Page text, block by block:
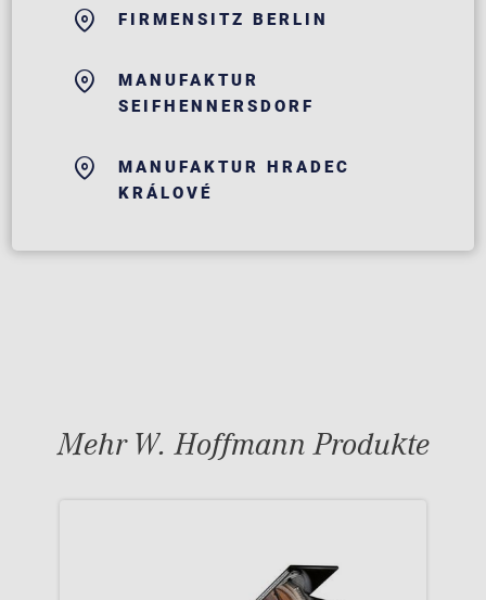
FIRMENSITZ BERLIN
MANUFAKTUR
SEIFHENNERSDORF
MANUFAKTUR HRADEC
KRÁLOVÉ
Mehr W. Hoffmann Produkte